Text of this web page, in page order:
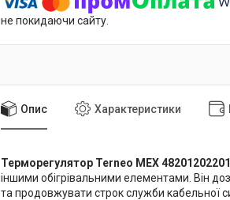
не покидаючи сайту.
Опис Характеристики
Терморегулятор Terneo MEX
іншими обігрівальними елементами. Він
та продовжувати строк служби кабельної